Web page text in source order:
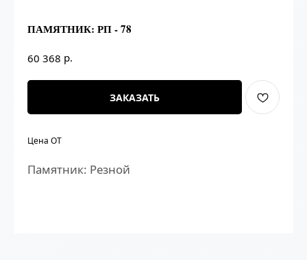
ПАМЯТНИК: РП - 78
60 368 р.
ЗАКАЗАТЬ
Цена ОТ
Памятник: Резной